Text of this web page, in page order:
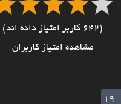
(642 کاربر امتیاز داده اند)
مشاهده امتیاز کاربران